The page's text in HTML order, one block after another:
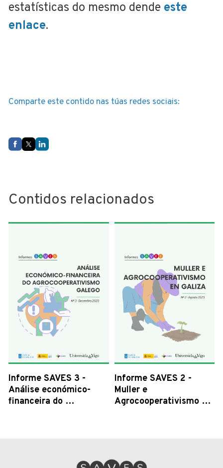
estatísticas do mesmo dende este
enlace.
Comparte este contido nas túas redes sociais:
Contidos relacionados
Informe SAVES 3 -
Análise económico-
financeira do
Informe SAVES 2 -
Muller e
Agrocooperativismo en